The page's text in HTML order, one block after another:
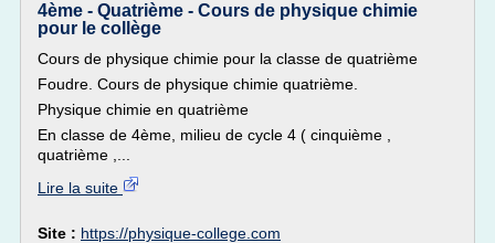
4ème - Quatrième - Cours de physique chimie
pour le collège
Cours de physique chimie pour la classe de quatrième
Foudre. Cours de physique chimie quatrième.
Physique chimie en quatrième
En classe de 4ème, milieu de cycle 4 ( cinquième ,
quatrième ,...
Lire la suite
Site : https://physique-college.com